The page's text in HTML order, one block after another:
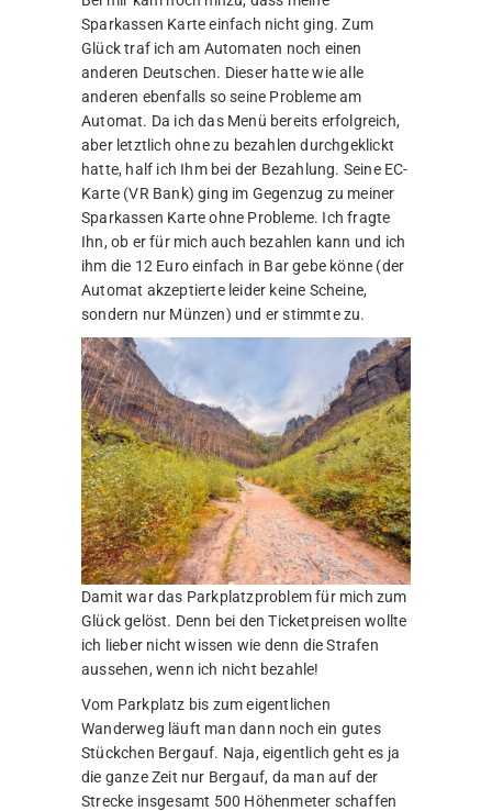
Sparkassen Karte einfach nicht ging. Zum
Glück traf ich am Automaten noch einen
anderen Deutschen. Dieser hatte wie alle
anderen ebenfalls so seine Probleme am
Automat. Da ich das Menü bereits erfolgreich,
aber letztlich ohne zu bezahlen durchgeklickt
hatte, half ich Ihm bei der Bezahlung. Seine EC-
Karte (VR Bank) ging im Gegenzug zu meiner
Sparkassen Karte ohne Probleme. Ich fragte
Ihn, ob er für mich auch bezahlen kann und ich
ihm die 12 Euro einfach in Bar gebe könne (der
Automat akzeptierte leider keine Scheine,
sondern nur Münzen) und er stimmte zu.
Damit war das Parkplatzproblem für mich zum
Glück gelöst. Denn bei den Ticketpreisen wollte
ich lieber nicht wissen wie denn die Strafen
aussehen, wenn ich nicht bezahle!
Vom Parkplatz bis zum eigentlichen
Wanderweg läuft man dann noch ein gutes
Stückchen Bergauf. Naja, eigentlich geht es ja
die ganze Zeit nur Bergauf, da man auf der
Strecke insgesamt 500 Höhenmeter schaffen